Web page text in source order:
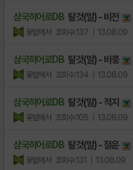
삼국히어로DB 탈것(말) - 비전
꽃밭에서 조회수:137 | 13.08.09
삼국히어로DB 탈것(말) - 비풍
꽃밭에서 조회수:134 | 13.08.09
삼국히어로DB 탈것(말) - 적지
꽃밭에서 조회수:105 | 13.08.09
삼국히어로DB 탈것(말) - 절운
꽃밭에서 조회수:131 | 13.08.09